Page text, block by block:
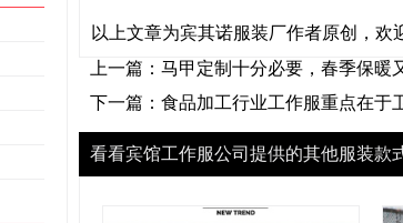
以上文章为宾其诺服装厂作者原创，欢
上一篇： 马甲定制十分必要，春季保暖
下一篇： 食品加工行业工作服重点在于
看看宾馆工作服公司提供的其他服装款